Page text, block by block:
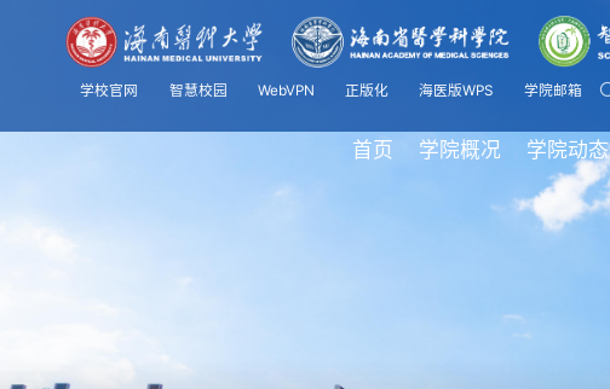
学校官网 智慧校园 WebVPN 正版化 海医版WPS 学院邮箱
首页 学院概况 学院动态